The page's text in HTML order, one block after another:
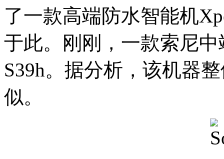
了一款高端防水智能机
于此。刚刚，一款索尼
S39h。据分析，该机器
似。